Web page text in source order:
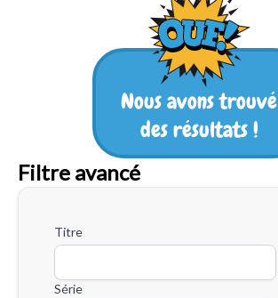
Nous avons trouvé
des résultats !
Filtre avancé
Titre
Série